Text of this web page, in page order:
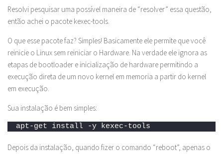
Resolvi pesquisar uma possível maneira de “resolver” essa questão,
então achei o pacote kexec-tools.
O que esse pacote faz? Simples! Basicamente ele permite que você
reinicie o Linux sem reiniciar o Hardware. Na verdade ele ignora as
etapas de bootloader e inicialização de hardware permitindo a
execução direta de um novo kernel em memoria a partir do kernel
em execução.
Sua instalação é bem simples:
apt-get install -y kexec-tools
Depois da instalação, quando fizer o comando “reboot”, apenas o